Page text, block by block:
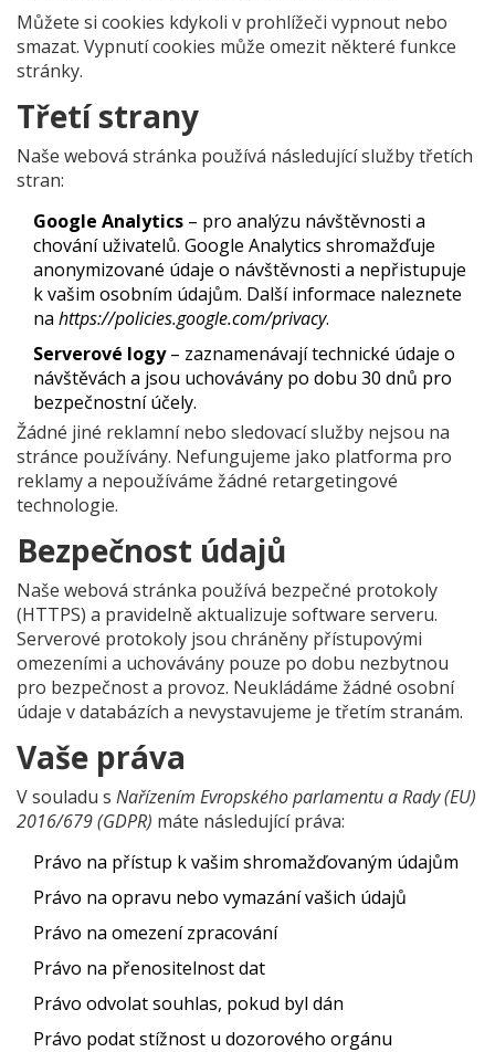
Můžete si cookies kdykoli v prohlížeči vypnout nebo
smazat. Vypnutí cookies může omezit některé funkce
stránky.
Třetí strany
Naše webová stránka používá následující služby třetích
stran:
Google Analytics – pro analýzu návštěvnosti a
chování uživatelů. Google Analytics shromažďuje
anonymizované údaje o návštěvnosti a nepřistupuje
k vašim osobním údajům. Další informace naleznete
na https://policies.google.com/privacy.
Serverové logy– zaznamenávají technické údaje o
návštěvách a jsou uchovávány po dobu 30 dnů pro
bezpečnostní účely.
Žádné jiné reklamní nebo sledovací služby nejsou na
stránce používány. Nefungujeme jako platforma pro
reklamy a nepoužíváme žádné retargetingové
technologie.
Bezpečnost údajů
Naše webová stránka používá bezpečné protokoly
(HTTPS) a pravidelně aktualizuje software serveru.
Serverové protokoly jsou chráněny přístupovými
omezeními a uchovávány pouze po dobu nezbytnou
pro bezpečnost a provoz. Neukládáme žádné osobní
údaje v databázích a nevystavujeme je třetím stranám.
Vaše práva
V souladu s Nařízením Evropského parlamentu a Rady (EU)
2016/679 (GDPR) máte následující práva:
Právo na přístup k vašim shromažďovaným údajům
Právo na opravu nebo vymazání vašich údajů
Právo na omezení zpracování
Právo na přenositelnost dat
Právo odvolat souhlas, pokud byl dán
Právo podat stížnost u dozorového orgánu